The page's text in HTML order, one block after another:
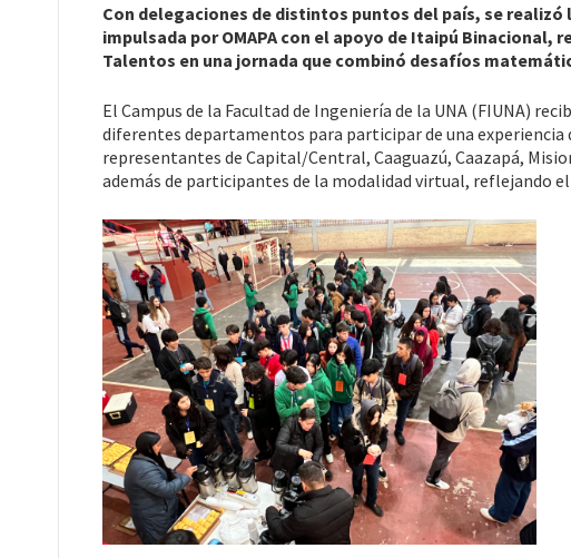
Con delegaciones de distintos puntos del país, se realizó
impulsada por OMAPA con el apoyo de Itaipú
Talentos en una jornada que combinó desafíos
El Campus de la Facultad de Ingeniería de la UNA (FIUNA)
diferentes departamentos para participar de una experiencia
representantes de Capital/Central, Caaguazú, Caazapá,
además de participantes de la modalidad virtual, reflejando